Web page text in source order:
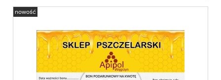
nowość